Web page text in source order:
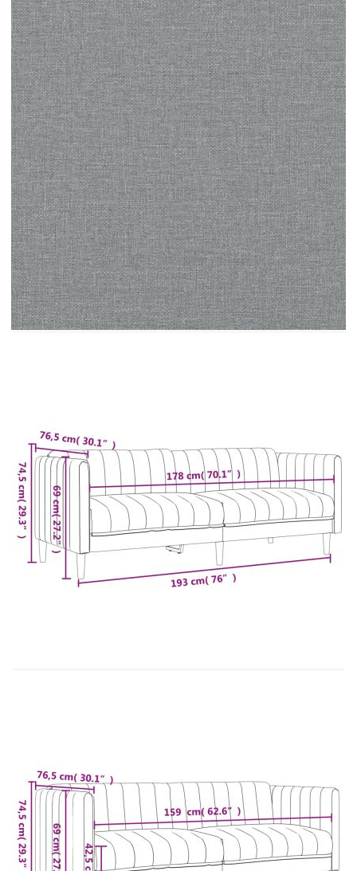
Този комплект дивани е отлично място за
вашето време за разговори, четене, гледане на
телевизия или просто почивка. Той е
предназначен да бъде фокусна точка във вашия
дом. Издържлива тъкан: Тъканта се отличава
със семпъл и изчистен вид и е дишаща и
издръжлива. Удобно седене: Креслото е
изключително удобно с дебело подплатената
седалка, подлакътниците и облегалката.
Поддържащи крака: Тапицираният диван се
поддържа от здрави крака, които гарантират
неговата стабилност, безопасност и здравина.
Атрактивен дизайн: Отличаваща се със семпъл,
но модерен дизайн, тази мека мебел за
всекидневна е предназначена да привлича
вниманието във вашата стая.
Цвят: Светлосив
Материал: Плат (100% полиестер),
шперплат, масивно дърво
Материал на пълнежа: Пяна
Общи размери: 69 x 76,5 x 74,5 см (Ш x Д x
В)
Ширина на седалката: 55 см
Дълбочина на седалката: 58 см
Височина на седалката от земята: 42,5 см
Височина на подлакътника от земята: 69 см
2-местен диван:
Общи размери: 193 x 76,5 x 74,5 см (Ш x Д
x В)
Ширина на седалката: 178 см
Дълбочина на седалката: 58 см